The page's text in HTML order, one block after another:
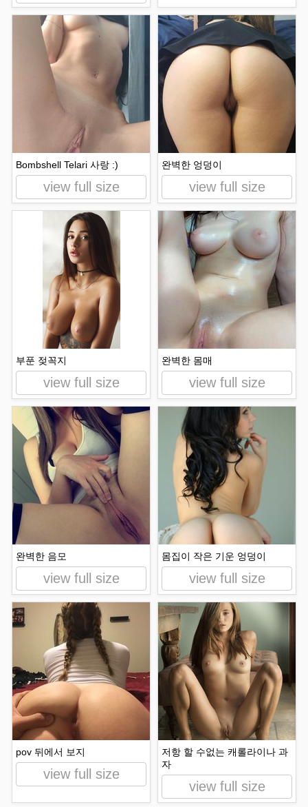
Bombshell Telari 사랑 :)
view full size
완벽한 엉덩이
view full size
부푼 젖꼭지
view full size
완벽한 몸매
view full size
완벽한 음모
view full size
몸집이 작은 기운 엉덩이
view full size
pov 뒤에서 보지
view full size
저항 할 수없는 캐롤라이나 과
자
view full size